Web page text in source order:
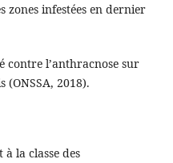
zones infestées en dernier
contre l’anthracnose sur
2018).
la classe des